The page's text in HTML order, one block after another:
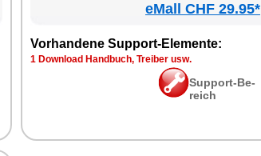
eMall CHF 29.95*
Vor­han­de­ne Sup­port-Ele­men­te:
1 Down­load Hand­buch, Trei­ber usw.
Sup­port-Be­
reich